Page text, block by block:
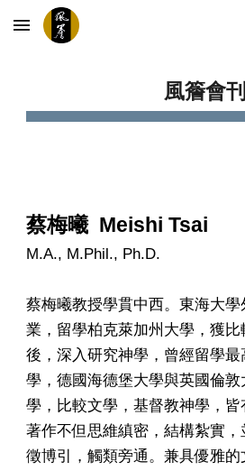
Skip to main content
風簷會
蔡梅曦 Meishi Tsai
M.A., M.Phil., Ph.D.
蔡梅曦教授學貫中西。東海大
業，留學柏克萊加州大學，獲比
後，深入研究神學，曾經留學
學，德國海德堡大學與英國倫
學，比較文學，基督教神學，皆
著作不但思維縝密，結構紮實
徵博引，觸類旁通。兼具優雅